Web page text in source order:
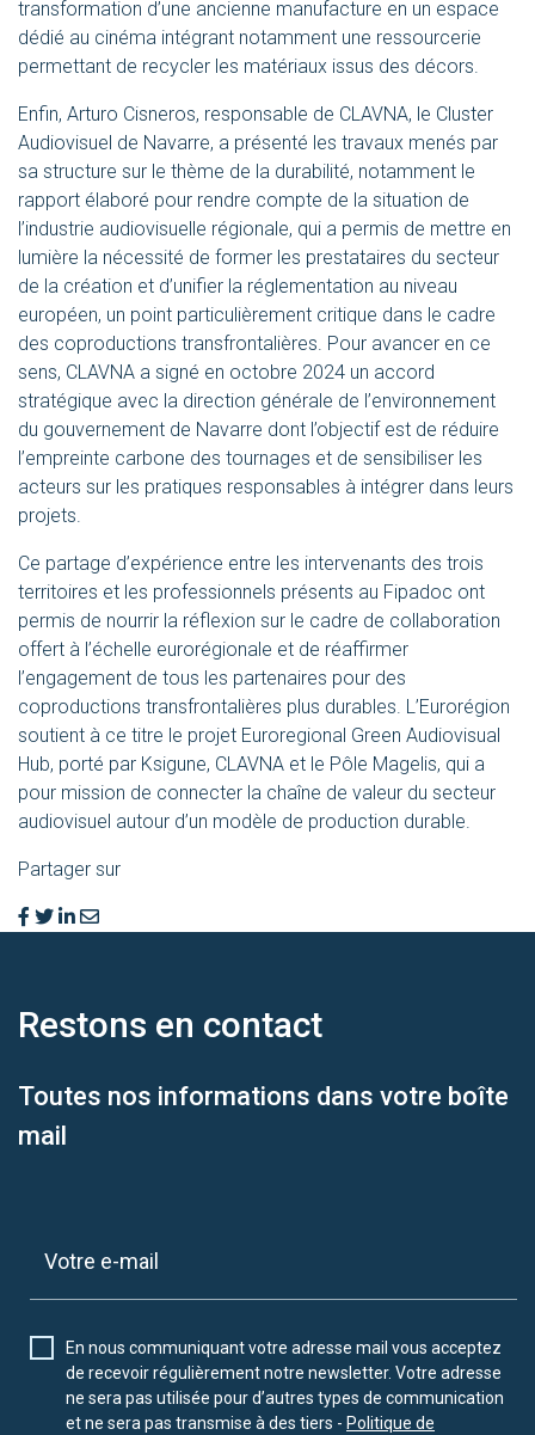
transformation d’une ancienne manufacture en un espace
dédié au cinéma intégrant notamment une ressourcerie
permettant de recycler les matériaux issus des décors.
Enfin, Arturo Cisneros, responsable de CLAVNA, le Cluster
Audiovisuel de Navarre, a présenté les travaux menés par
sa structure sur le thème de la durabilité, notamment le
rapport élaboré pour rendre compte de la situation de
l’industrie audiovisuelle régionale, qui a permis de mettre en
lumière la nécessité de former les prestataires du secteur
de la création et d’unifier la réglementation au niveau
européen, un point particulièrement critique dans le cadre
des coproductions transfrontalières. Pour avancer en ce
sens, CLAVNA a signé en octobre 2024 un accord
stratégique avec la direction générale de l’environnement
du gouvernement de Navarre dont l’objectif est de réduire
l’empreinte carbone des tournages et de sensibiliser les
acteurs sur les pratiques responsables à intégrer dans leurs
projets.
Ce partage d’expérience entre les intervenants des trois
territoires et les professionnels présents au Fipadoc ont
permis de nourrir la réflexion sur le cadre de collaboration
offert à l’échelle eurorégionale et de réaffirmer
l’engagement de tous les partenaires pour des
coproductions transfrontalières plus durables. L’Eurorégion
soutient à ce titre le projet Euroregional Green Audiovisual
Hub, porté par Ksigune, CLAVNA et le Pôle Magelis, qui a
pour mission de connecter la chaîne de valeur du secteur
audiovisuel autour d’un modèle de production durable.
Partager sur
Restons en contact
Toutes nos informations dans votre boîte
mail
En nous communiquant votre adresse mail vous acceptez
de recevoir régulièrement notre newsletter. Votre adresse
ne sera pas utilisée pour d’autres types de communication
et ne sera pas transmise à des tiers - Politique de